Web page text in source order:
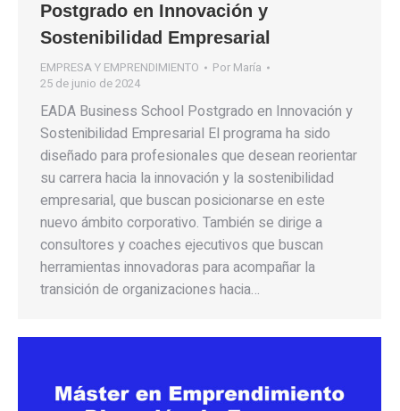
Postgrado en Innovación y
Sostenibilidad Empresarial
EMPRESA Y EMPRENDIMIENTO Por María
25 de junio de 2024
EADA Business School Postgrado en Innovación y
Sostenibilidad Empresarial El programa ha sido
diseñado para profesionales que desean reorientar
su carrera hacia la innovación y la sostenibilidad
empresarial, que buscan posicionarse en este
nuevo ámbito corporativo. También se dirige a
consultores y coaches ejecutivos que buscan
herramientas innovadoras para acompañar la
transición de organizaciones hacia…